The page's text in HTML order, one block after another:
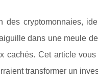
des cryptomonnaies,
dans une meule
cachés. Cet article
transformer un